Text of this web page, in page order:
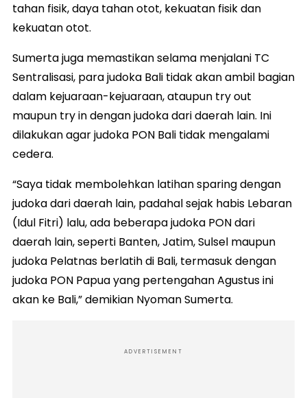
tahan fisik, daya tahan otot, kekuatan fisik dan
kekuatan otot.
Sumerta juga memastikan selama menjalani TC
Sentralisasi, para judoka Bali tidak akan ambil bagian
dalam kejuaraan-kejuaraan, ataupun try out
maupun try in dengan judoka dari daerah lain. Ini
dilakukan agar judoka PON Bali tidak mengalami
cedera.
“Saya tidak membolehkan latihan sparing dengan
judoka dari daerah lain, padahal sejak habis Lebaran
(Idul Fitri) lalu, ada beberapa judoka PON dari
daerah lain, seperti Banten, Jatim, Sulsel maupun
judoka Pelatnas berlatih di Bali, termasuk dengan
judoka PON Papua yang pertengahan Agustus ini
akan ke Bali,” demikian Nyoman Sumerta.
ADVERTISEMENT